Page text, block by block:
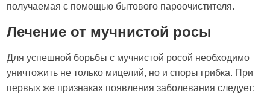
получаемая с помощью бытового пароочистителя.
Лечение от мучнистой росы
Для успешной борьбы с мучнистой росой необходимо
уничтожить не только мицелий, но и споры грибка. При
первых же признаках появления заболевания следует: